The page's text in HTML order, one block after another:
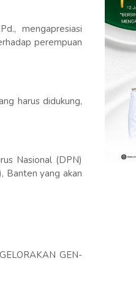
mengapresiasi
perempuan
harus didukung,
Nasional (DPN)
Banten yang akan
GEN-